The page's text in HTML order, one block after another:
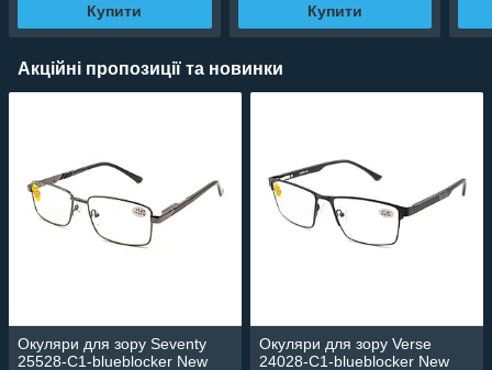
Купити Купити
Акційні пропозиції та новинки
Окуляри для зору Seventy
25528-C1-blueblocker New
Окуляри для зору Verse
24028-C1-blueblocker New